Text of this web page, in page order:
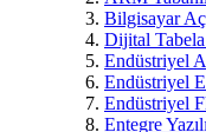
Bilgisayar
Dijital Tabela
Endüstriyel
Endüstriyel
Endüstriyel
Entegre